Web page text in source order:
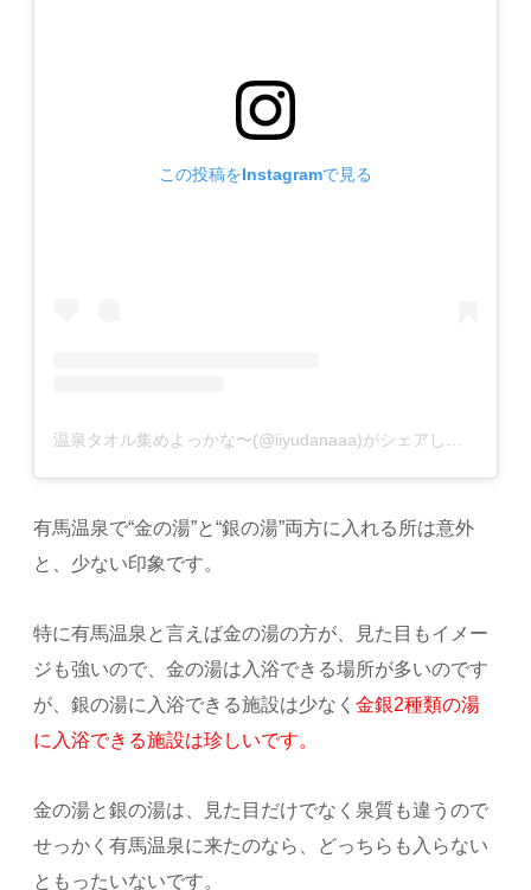
この投稿をInstagramで見る
有馬温泉で“金の湯”と“銀の湯”両方に入れる所は意外
と、少ない印象です。
特に有馬温泉と言えば金の湯の方が、見た目もイメー
ジも強いので、金の湯は入浴できる場所が多いのです
が、銀の湯に入浴できる施設は少なく金銀2種類の湯
に入浴できる施設は珍しいです。
金の湯と銀の湯は、見た目だけでなく泉質も違うので
せっかく有馬温泉に来たのなら、どっちらも入らない
ともったいないです。